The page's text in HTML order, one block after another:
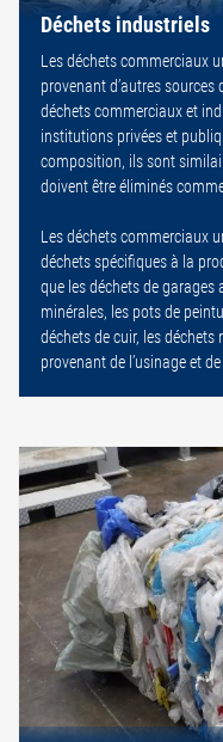
Déchets industriels
Les déchets commerciaux
provenant d’autres
déchets commerciaux et
institutions privées et
composition, ils sont
doivent être éliminés
Les déchets commerciaux
déchets spécifiques à la
que les déchets de
minérales, les pots de
déchets de cuir, les
provenant de l’usinage et